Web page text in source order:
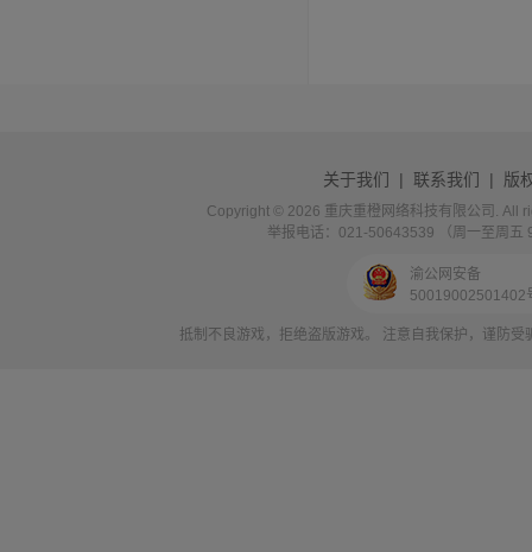
关于我们 | 联系我们 | 版
Copyright © 2026 重庆重橙网络科技有限公司.
举报电话：021-50643539 （周一至周
渝公网安备
50019002501402
抵制不良游戏，拒绝盗版游戏。 注意自我保护，谨防